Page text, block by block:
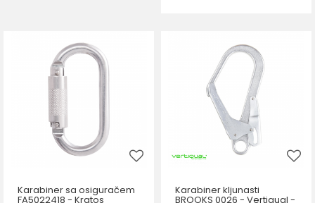
Karabiner sa osiguračem
FA5022418 - Kratos
Karabiner kljunasti
BROOKS 0026 - Vertiqual -